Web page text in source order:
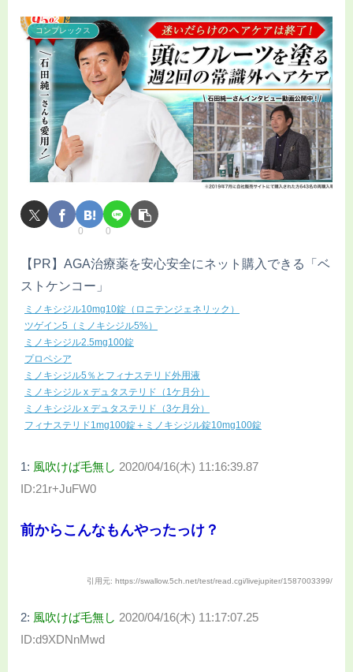
コンプレックス
0 0
【PR】AGA治療薬を安心安全にネット購入できる「ベ
ストケンコー」
ミノキシジル10mg10錠（ロニテンジェネリック）
ツゲイン5（ミノキシジル5%）
ミノキシジル2.5mg100錠
プロペシア
ミノキシジル5％とフィナステリド外用液
ミノキシジル x デュタステリド（1ケ月分）
ミノキシジル x デュタステリド（3ケ月分）
フィナステリド1mg100錠＋ミノキシジル錠10mg100錠
1: 風吹けば毛無し 2020/04/16(木) 11:16:39.87
ID:21r+JuFW0
前からこんなもんやったっけ？
引用元: https://swallow.5ch.net/test/read.cgi/livejupiter/1587003399/
2: 風吹けば毛無し 2020/04/16(木) 11:17:07.25
ID:d9XDNnMwd